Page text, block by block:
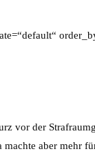
vor der
aber mehr